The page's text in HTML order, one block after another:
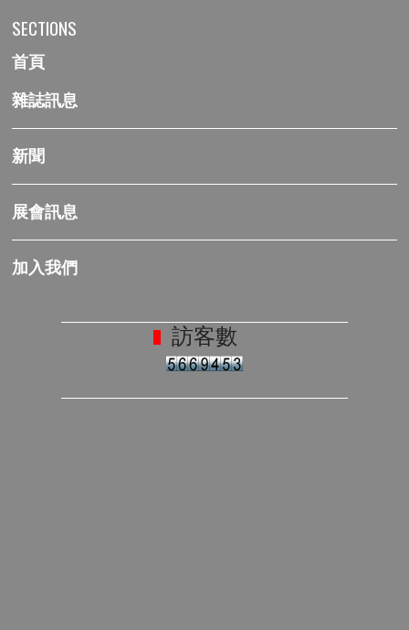
SECTIONS
首頁
雜誌訊息
新聞
展會訊息
加入我們
訪客數